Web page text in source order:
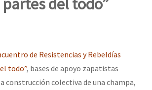
contra a Humanidade” (As populações
contra a Humanidade”
de Resistencias y Rebeldías
todo”, bases de apoyo zapatistas
construcción colectiva de una champa,